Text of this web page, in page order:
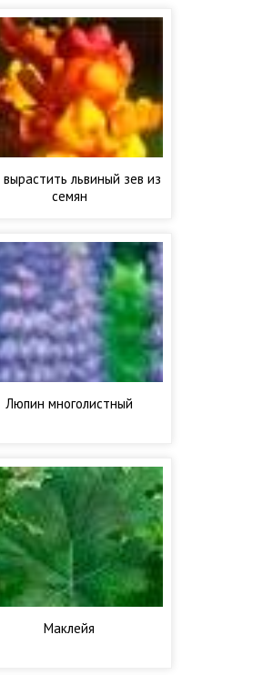
львиный зев из
семян
Люпин многолистный
Маклейя